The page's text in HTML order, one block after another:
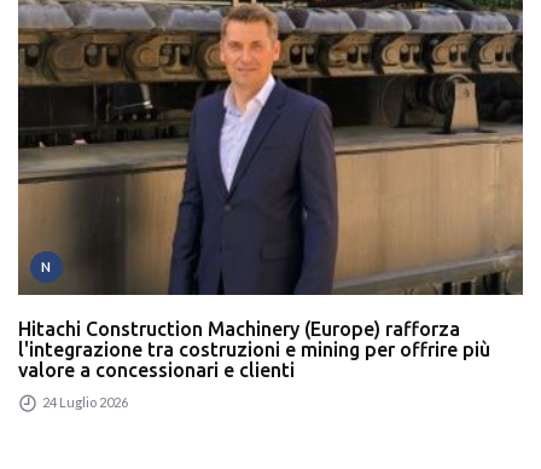
N
Hitachi Construction Machinery (Europe) rafforza
l'integrazione tra costruzioni e mining per offrire più
valore a concessionari e clienti
24 Luglio 2026